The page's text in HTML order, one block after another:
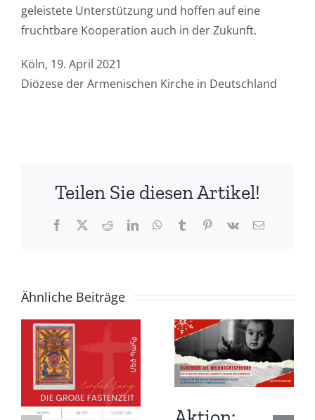
geleistete Unterstützung und hoffen auf eine
fruchtbare Kooperation auch in der Zukunft.
Köln, 19. April 2021
Diözese der Armenischen Kirche in Deutschland
Teilen Sie diesen Artikel!
Facebook
X RedditLinkedInWhatsApp
TumblrPinterest
Vk
E-
Ähnliche Beiträge